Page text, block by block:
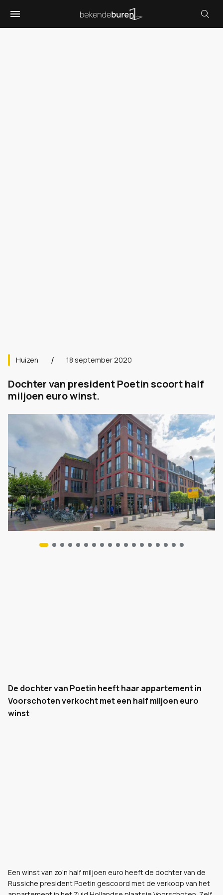
Huizen 18 september 2020
Dochter van president Poetin scoort half
miljoen euro winst.
De dochter van Poetin heeft haar appartement in
Voorschoten verkocht met een half miljoen euro
winst
Een winst van zo'n half miljoen euro heeft de dochter van de
Russiche president Poetin gescoord met de verkoop van het